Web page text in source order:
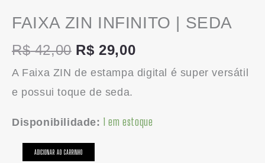
FAIXA ZIN INFINITO | SEDA
R$42,00 R$ 29,00
A Faixa ZIN de estampa digital é super versátil
e possui toque de seda.
Disponibilidade: 1 em estoque
ADICIONAR AO CARRINHO